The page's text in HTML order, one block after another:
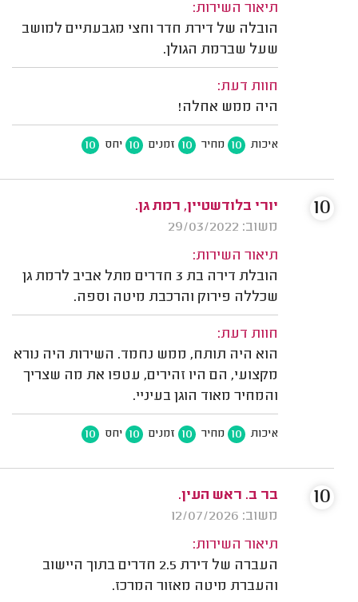
תיאור השירות:
הובלה של דירת חדר וחצי מגבעתיים למושב
שעל שברמת הגולן.
חוות דעת:
היה ממש אחלה!
איכות 10 מחיר 10 זמנים 10 יחס 10
יורי בלודשטיין, רמת גן.
משוב: 29/03/2022
תיאור השירות:
הובלת דירה בת 3 חדרים מתל אביב לרמת גן
שכללה פירוק והרכבת מיטה וספה.
חוות דעת:
הוא היה תותח, ממש נחמד. השירות היה נורא
מקצועי, הם היו זהירים, עטפו את מה שצריך
והמחיר מאוד הוגן בעיניי.
איכות 10 מחיר 10 זמנים 10 יחס 10
10
בר ב. ראש העין.
משוב: 12/07/2026
תיאור השירות:
העברה של דירת 2.5 חדרים בתוך היישוב
והעברת מיטה מאזור המרכז.
10